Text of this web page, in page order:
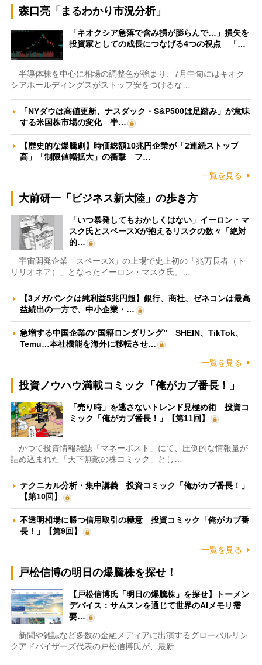
森口亮「まるわかり市況分析」
「キオクシア急落で含み損が膨らんで…」損失を
投資家としての成長につなげる4つの視点 「…
半導体株を中心に相場の調整色が強まり、7月中旬にはキオク
シアホールディングスがストップ安をつけるな…
「NYダウは高値更新、ナスダック・S&P500は足踏み」が意味
する米国株市場の変化 半…
【歴史的な爆騰劇】時価総額10兆円企業が「2連続ストップ
高」「制限値幅拡大」の衝撃 フ…
一覧を見る
大前研一「ビジネス新大陸」の歩き方
「いつ暴発してもおかしくはない」イーロン・マ
スク氏とスペースXが抱えるリスクの数々「絶対
的…
宇宙開発企業「スペースX」の上場で史上初の「兆万長者（ト
リリオネア）」となったイーロン・マスク氏。…
【3メガバンクは純利益5兆円超】銀行、商社、ゼネコンは最高
益続出の一方で、中小企業・…
急増する中国企業の“国籍ロンダリング” SHEIN、TikTok、
Temu…本社機能を海外に移転させ…
一覧を見る
投資ノウハウ満載コミック「俺がカブ番長！」
「売り時」を逃さないトレンド見極め術 投資コ
ミック「俺がカブ番長！」【第11回】
かつて投資情報雑誌「マネーポスト」にて、圧倒的な情報量が
詰め込まれた「天下無敵の株コミック」とし…
テクニカル分析・集中講義 投資コミック「俺がカブ番長！」
【第10回】
不透明相場に勝つ信用取引の極意 投資コミック「俺がカブ番
長！」【第9回】
一覧を見る
戸松信博の明日の爆騰株を探せ！
【戸松信博氏「明日の爆騰株」を探せ】トーメン
デバイス：サムスンを通じて世界のAIメモリ需
要…
新聞や雑誌など多数の金融メディアに出演するグローバルリン
クアドバイザーズ代表の戸松信博氏が、最新…